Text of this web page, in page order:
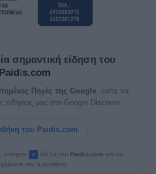
σημαντική είδηση του
Paidis.com
Πηγές της Google , ώστε να
ειδήσεις μας στο Google Discover.
του Paidis.com
πατήστε ✓ δίπλα στο Paidis.com για να
την προσθήκη.